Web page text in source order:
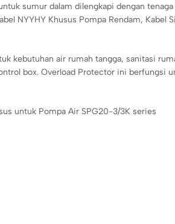
sumur dalam dilengkapi dengan
NYYHY Khusus Pompa Rendam,
kebutuhan air rumah tangga, sanitasi
box. Overload Protector ini
untuk Pompa Air SPG20-3/3K series